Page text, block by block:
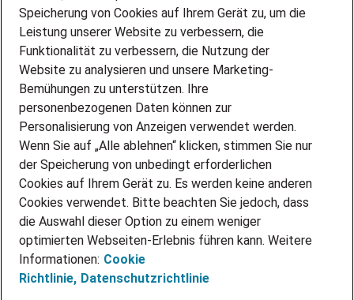
PARTNERSHIP WITH AIRBUS
INITIATIV BEWERBEN
ÜBER UNS
STANDORTE
BLOG
PRESSE
KONTAKT
@Adecco 2026
IMPRESSUM
DATENSCHUTZ
Speicherung von Cookies auf Ihrem Gerät zu, um die
Leistung unserer Website zu verbessern, die
Funktionalität zu verbessern, die Nutzung der
Website zu analysieren und unsere Marketing-
Bemühungen zu unterstützen. Ihre
personenbezogenen Daten können zur
Personalisierung von Anzeigen verwendet werden.
Wenn Sie auf „Alle ablehnen“ klicken, stimmen Sie nur
der Speicherung von unbedingt erforderlichen
Cookies auf Ihrem Gerät zu. Es werden keine anderen
Cookies verwendet. Bitte beachten Sie jedoch, dass
die Auswahl dieser Option zu einem weniger
optimierten Webseiten-Erlebnis führen kann. Weitere
Informationen: Cookie
Richtlinie, Datenschutzrichtlinie